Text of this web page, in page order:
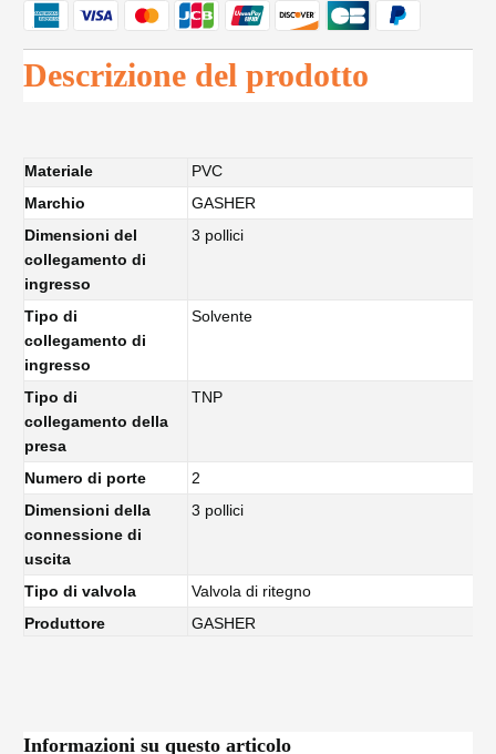
Descrizione del prodotto
Materiale
PVC
Marchio
GASHER
Dimensioni del
collegamento di
ingresso
3 pollici
Tipo di
collegamento di
ingresso
Solvente
Tipo di
collegamento della
presa
TNP
Numero di porte
2
Dimensioni della
connessione di
uscita
3 pollici
Tipo di valvola
Valvola di ritegno
Produttore
GASHER
Informazioni su questo articolo